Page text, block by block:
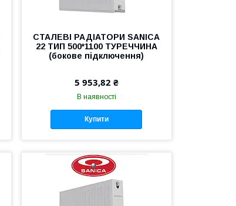
СТАЛЕВІ РАДІАТОРИ SANICA
22 ТИП 500*1100 ТУРЕЧЧИНА
(бокове підключення)
5 953,82 ₴
В наявності
Купити